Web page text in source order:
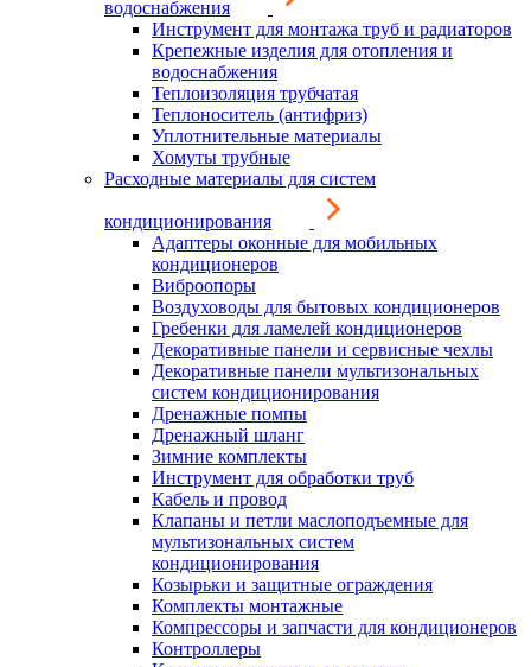
водоснабжения
Инструмент для монтажа труб и радиаторов
Крепежные изделия для отопления и
водоснабжения
Теплоизоляция трубчатая
Теплоноситель (антифриз)
Уплотнительные материалы
Хомуты трубные
Расходные материалы для систем
кондиционирования
Адаптеры оконные для мобильных
кондиционеров
Виброопоры
Воздуховоды для бытовых кондиционеров
Гребенки для ламелей кондиционеров
Декоративные панели и сервисные чехлы
Декоративные панели мультизональных
систем кондиционирования
Дренажные помпы
Дренажный шланг
Зимние комплекты
Инструмент для обработки труб
Кабель и провод
Клапаны и петли маслоподъемные для
мультизональных систем
кондиционирования
Козырьки и защитные ограждения
Комплекты монтажные
Компрессоры и запчасти для кондиционеров
Контроллеры